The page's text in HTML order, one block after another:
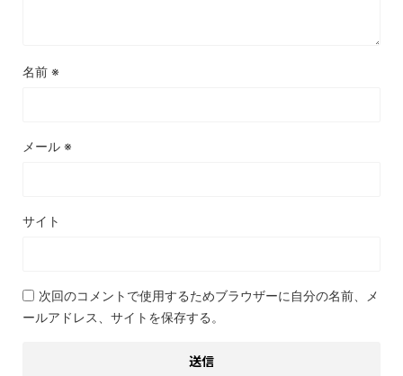
名前 ※
メール ※
サイト
次回のコメントで使用するためブラウザーに自分の名前、メ
ールアドレス、サイトを保存する。